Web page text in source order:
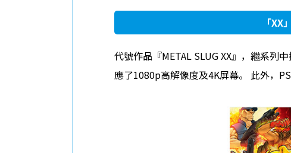
「
代號作品『METAL SLUG XX』，繼系列
應了1080p高解像度及4K屏幕。 此外，